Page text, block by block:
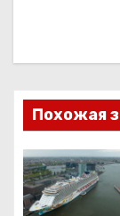
ц
и
я
п
Похожая